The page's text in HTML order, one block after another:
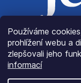
Používáme
prohlížení webu a
zlepšovali jeho
informací